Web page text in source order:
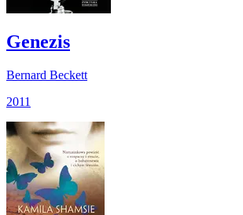
Genezis
Bernard Beckett
2011